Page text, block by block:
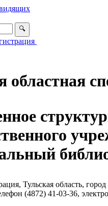
областная
Тульская область,
(4872) 41-03-36,